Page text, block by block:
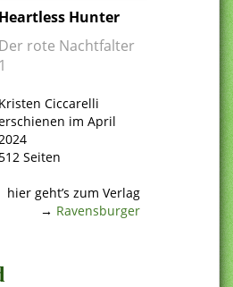
Heartless Hunter
Der rote Nachtfalter
1
Kristen Ciccarelli
im April
512 Seiten
hier geht’s zum Verlag
→ Ravensburger